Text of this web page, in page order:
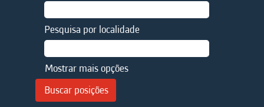
Pesquisa por localidade
Mostrar mais opções